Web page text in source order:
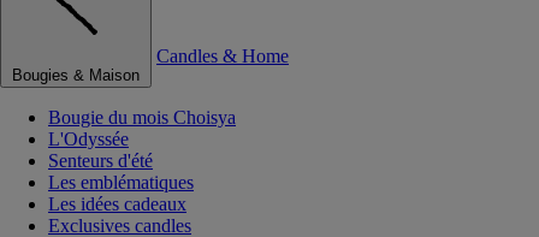
Bougies & Maison
Candles & Home
Bougie du mois Choisya
L'Odyssée
Senteurs d'été
Les emblématiques
Les idées cadeaux
Exclusives candles